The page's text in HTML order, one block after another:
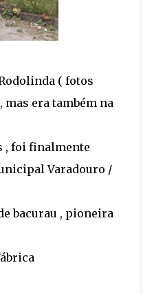
( fotos
mas era também na
, foi finalmente
Varadouro /
bacurau , pioneira